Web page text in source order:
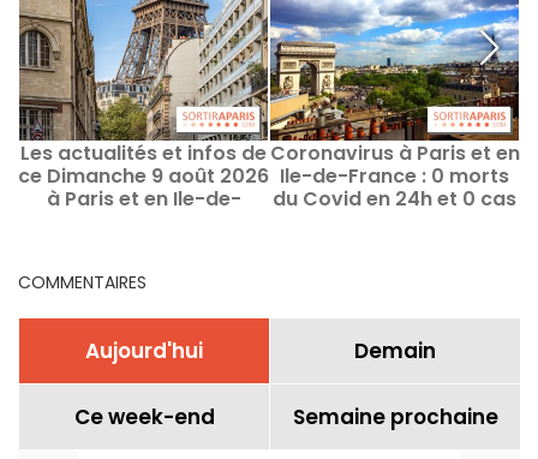
Les actualités et infos de
ce Dimanche 9 août 2026
à Paris et en Ile-de-
Coronavirus à Paris et en
Ile-de-France : 0 morts
du Covid en 24h et 0 cas
COMMENTAIRES
Aujourd'hui Demain
Ce week-end Semaine prochaine